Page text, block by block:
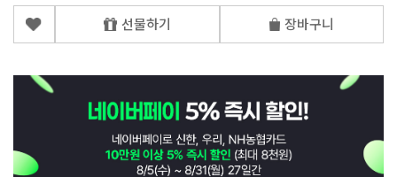
선물하기 장바구니